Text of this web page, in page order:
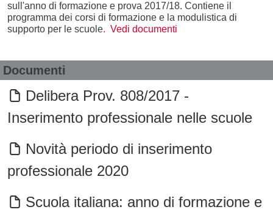
sull'anno di formazione e prova 2017/18. Contiene il
programma dei corsi di formazione e la modulistica di
supporto per le scuole. Vedi documenti
Documenti
Delibera Prov. 808/2017 -
Inserimento professionale nelle scuole
Novità periodo di inserimento
professionale 2020
Scuola italiana: anno di formazione e